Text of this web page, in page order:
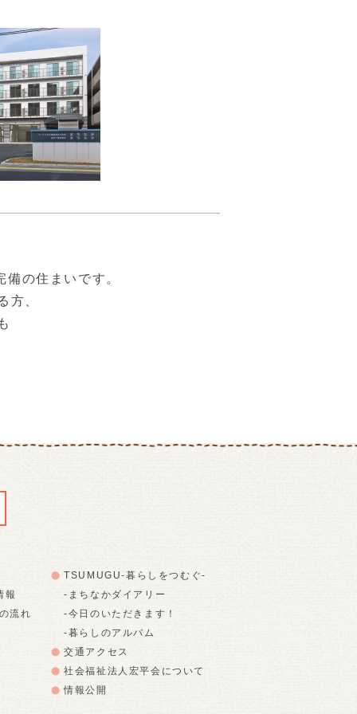
の住まいです。
方、
報
流れ
TSUMUGU-暮らしをつむぐ-
-まちなかダイアリー
-今日のいただきます！
-暮らしのアルバム
交通アクセス
社会福祉法人宏平会について
情報公開